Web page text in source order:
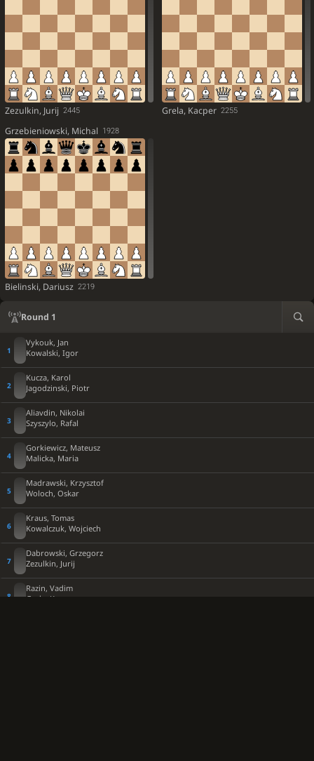
Zezulkin, Jurij 2445 Grela, Kacper 2255
Grzebieniowski, Michal 1928
Bielinski, Dariusz 2219
Round 1
Vykouk, Jan
Kowalski, Igor
Kucza, Karol
Jagodzinski, Piotr
Aliavdin, Nikolai
Szyszylo, Rafal
Gorkiewicz, Mateusz
Malicka, Maria
Madrawski, Krzysztof
Woloch, Oskar
Kraus, Tomas
Kowalczuk, Wojciech
Dabrowski, Grzegorz
Zezulkin, Jurij
Razin, Vadim
Grela, Kacper